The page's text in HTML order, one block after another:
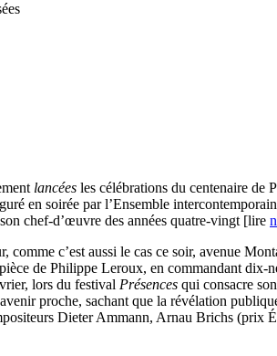
lancées les célébrations du centenaire de
en soirée par l’Ensemble
son chef-d’œuvre des années quatre-vingt [lire
c’est aussi le cas ce soir, avenue
de Philippe Leroux, en commandant dix-
lors du festival Présences qui consacre
proche, sachant que la révélation
Dieter Ammann, Arnau Brichs